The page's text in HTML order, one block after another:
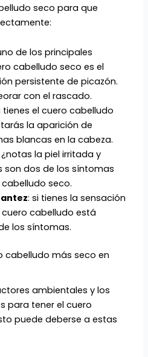
seco para que
de los principales
cabelludo seco es el
persistente de picazón.
con el rascado.
tienes el cuero cabelludo
la aparición de
blancas en la cabeza.
¿notas la piel irritada y
son dos de los síntomas
seco.
: si tienes la sensación
cabelludo está
los síntomas.
cabelludo más seco en
ambientales y los
para tener el cuero
puede deberse a estas